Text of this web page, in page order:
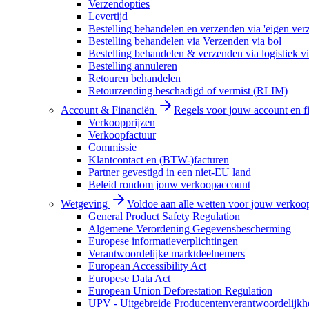
Verzendopties
Levertijd
Bestelling behandelen en verzenden via 'eigen
Bestelling behandelen via Verzenden via bol
Bestelling behandelen & verzenden via logistiek
Bestelling annuleren
Retouren behandelen
Retourzending beschadigd of vermist (RLIM)
Account & Financiën
Regels voor jouw account en
Verkoopprijzen
Verkoopfactuur
Commissie
Klantcontact en (BTW-)facturen
Partner gevestigd in een niet-EU land
Beleid rondom jouw verkoopaccount
Wetgeving
Voldoe aan alle wetten voor jouw
General Product Safety Regulation
Algemene Verordening Gegevensbescherming
Europese informatieverplichtingen
Verantwoordelijke marktdeelnemers
European Accessibility Act
Europese Data Act
European Union Deforestation Regulation
UPV - Uitgebreide